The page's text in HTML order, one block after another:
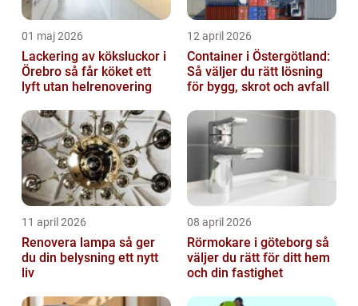
01 maj 2026
Lackering av köksluckor i
Örebro så får köket ett
lyft utan helrenovering
12 april 2026
Container i Östergötland:
Så väljer du rätt lösning
för bygg, skrot och avfall
11 april 2026
Renovera lampa så ger
du din belysning ett nytt
liv
08 april 2026
Rörmokare i göteborg så
väljer du rätt för ditt hem
och din fastighet